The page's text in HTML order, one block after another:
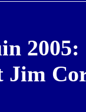
2005:
Jim